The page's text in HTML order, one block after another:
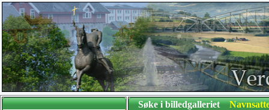
Søke i billedgalleriet